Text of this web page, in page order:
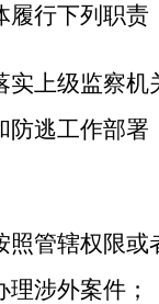
行下列职责
上级监察机
防逃工作部署
管辖权限或
涉外案件；